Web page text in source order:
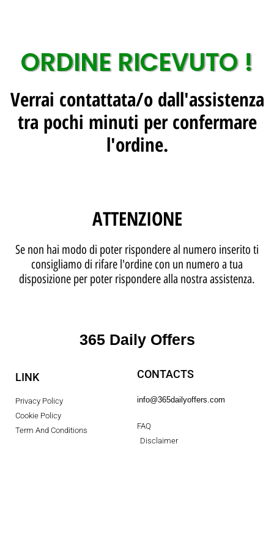
ORDINE RICEVUTO !
Verrai contattata/o dall'assistenza
tra pochi minuti per confermare
l'ordine.
ATTENZIONE
Se non hai modo di poter rispondere al numero inserito ti
consigliamo di rifare l'ordine con un numero a tua
disposizione per poter rispondere alla nostra assistenza.
365 Daily Offers
LINK
Privacy Policy
Cookie Policy
Term And Conditions
CONTACTS
info@365dailyoffers.com
FAQ
Disclaimer